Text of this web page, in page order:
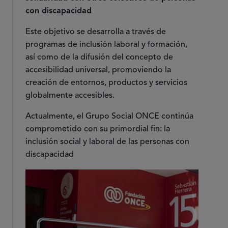
con discapacidad
Este objetivo se desarrolla a través de
programas de inclusión laboral y formación,
así como de la difusión del concepto de
accesibilidad universal, promoviendo la
creación de entornos, productos y servicios
globalmente accesibles.
Actualmente, el Grupo Social ONCE continúa
comprometido con su primordial fin: la
inclusión social y laboral de las personas con
discapacidad